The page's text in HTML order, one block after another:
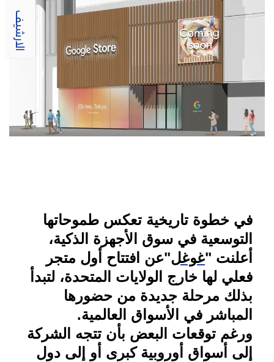
الارشيف
في خطوة تاريخية تعكس طموحاتها
التوسعية في سوق الأجهزة الذكية،
أعلنت
"غوغل"
عن افتتاح أول متجر
فعلي لها خارج الولايات المتحدة، لتبدأ
بذلك مرحلة جديدة من حضورها
المباشر في الأسواق العالمية.
ورغم توقعات البعض بأن تتجه الشركة
إلى أسواق أوروبية كبرى أو إلى دول